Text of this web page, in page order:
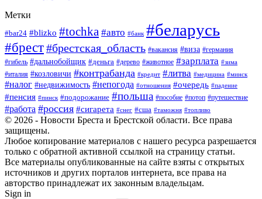
Метки
#bar24 #blizko #tochka #авто #банк #беларусь
#брест#брестская_область #вакансия #виза #германия
#гибель #дальнобойщик #деньга #дерево #животное #зарплата #зима
#италия #козловичи #контрабанда #кредит #литва #медицина #минск
#налог #недвижимость #непогода #отношения #очередь #падение
#пенсия #пинск #подорожание #польша #пособие #потоп #путешествие
#работа #россия #сигарета #снег #сша #таможня #топливо
© 2026 - Новости Бреста и Брестской области. Все права
защищены.
Любое копирование материалов с нашего ресурса разрешается
только с обратной активной ссылкой на страницу статьи.
Все материалы опубликованные на сайте взяты с открытых
источников и других порталов интернета, все права на
авторство принадлежат их законным владельцам.
Sign in